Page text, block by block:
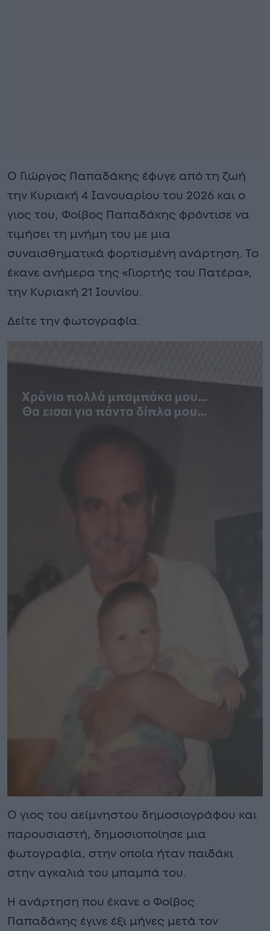
Ο Γιώργος Παπαδάκης έφυγε από τη ζωή
την Κυριακή 4 Ιανουαρίου του 2026 και ο
γιος του, Φοίβος Παπαδάκης φρόντισε να
τιμήσει τη μνήμη του με μια
συναισθηματικά φορτισμένη ανάρτηση. Το
έκανε ανήμερα της «Γιορτής του Πατέρα»,
την Κυριακή 21 Ιουνίου.
Δείτε την φωτογραφία:
Ο γιος του αείμνηστου δημοσιογράφου και
παρουσιαστή, δημοσιοποίησε μια
φωτογραφία, στην οποία ήταν παιδάκι
στην αγκαλιά του μπαμπά του.
Η ανάρτηση που έκανε ο Φοίβος
Παπαδάκης έγινε έξι μήνες μετά τον